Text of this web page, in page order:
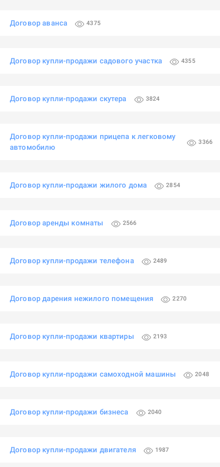
Договор аванса 4375
Договор купли-продажи садового участка 4355
Договор купли-продажи скутера 3824
Договор купли-продажи прицепа к легковому
автомобилю
3366
Договор купли-продажи жилого дома 2854
Договор аренды комнаты 2566
Договор купли-продажи телефона 2489
Договор дарения нежилого помещения 2270
Договор купли-продажи квартиры 2193
Договор купли-продажи самоходной машины 2048
Договор купли-продажи бизнеса 2040
Договор купли-продажи двигателя 1987